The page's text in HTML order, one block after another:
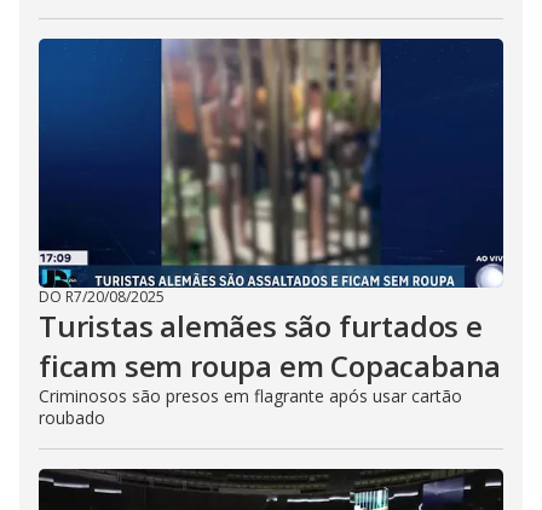
DO R7/20/08/2025
Turistas alemães são furtados e
ficam sem roupa em Copacabana
Criminosos são presos em flagrante após usar cartão
roubado